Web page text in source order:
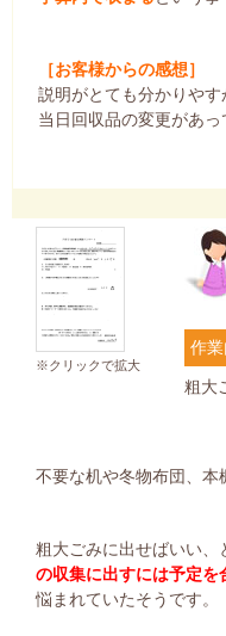
［お客様からの感想］
説明がとても分かりやす
当日回収品の変更があっ
※クリックで拡大
作
粗大
不要な机や冬物布団、本
粗大ごみに出せばいい、
の収集に出すには予定を
悩まれていたそうです。